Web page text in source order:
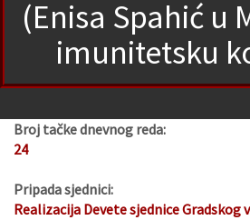
(Enisa Spahić u
imunitetsku
Broj tačke dnevnog reda:
24
Pripada sjednici:
Realizacija Devete sjednice Gradskog